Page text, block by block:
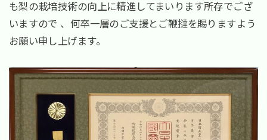
も梨の栽培技術の向上に精進してまいります所存でござ
いますので 、何卒一層のご支援とご鞭撻を賜りますよう
お願い申し上げます。